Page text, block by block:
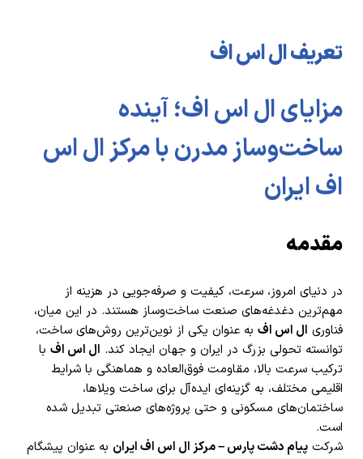
تعریف ال اس اف
مزایای ال اس اف؛ آینده
ساخت‌وساز مدرن با مرکز ال اس
اف ایران
مقدمه
در دنیای امروز، سرعت، کیفیت و صرفه‌جویی در هزینه از
مهم‌ترین دغدغه‌های صنعت ساخت‌وساز هستند. در این میان،
فناوری ال اس اف به عنوان یکی از نوین‌ترین روش‌های ساخت،
توانسته تحولی بزرگ در ایران و جهان ایجاد کند. ال اس اف با
ترکیب سرعت بالا، مقاومت فوق‌العاده و هماهنگی با شرایط
اقلیمی مختلف، به گزینه‌ای ایده‌آل برای ساخت ویلاها،
ساختمان‌های مسکونی و حتی پروژه‌های صنعتی تبدیل شده
است.
شرکت پیام دشت پارس – مرکز ال اس اف ایران به عنوان پیشگام